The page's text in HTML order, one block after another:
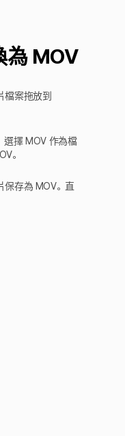
為 MOV
檔案拖放到
選擇 MOV 作為檔
。
保存為 MOV。直